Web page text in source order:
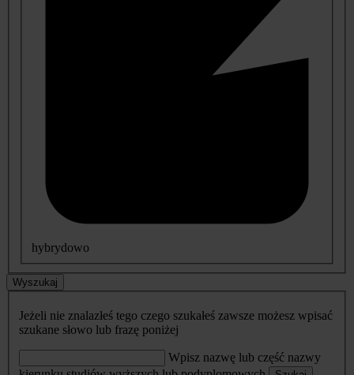
hybrydowo
Wyszukaj
Jeżeli nie znalazłeś tego czego szukałeś zawsze możesz wpisać
szukane słowo lub frazę poniżej
Wpisz nazwę lub część nazwy